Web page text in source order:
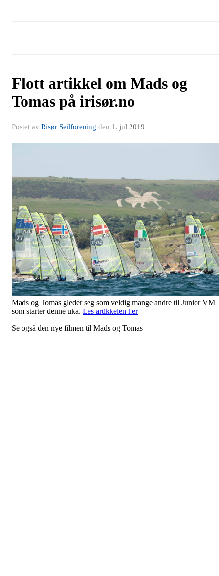
Flott artikkel om Mads og
Tomas på irisør.no
Postet av Risør Seilforening den 1. jul 2019
Mads og Tomas gleder seg som veldig mange andre til Junior VM
som starter denne uka. Les artikkelen her
Se også den nye filmen til Mads og Tomas